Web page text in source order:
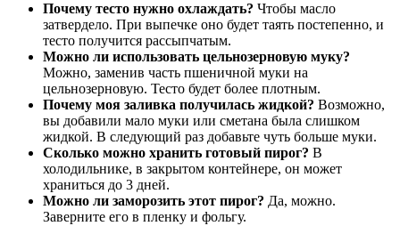
Почему тесто нужно охлаждать? Чтобы масло
затвердело. При выпечке оно будет таять постепенно, и
тесто получится рассыпчатым.
Можно ли использовать цельнозерновую муку?
Можно, заменив часть пшеничной муки на
цельнозерновую. Тесто будет более плотным.
Почему моя заливка получилась жидкой? Возможно,
вы добавили мало муки или сметана была слишком
жидкой. В следующий раз добавьте чуть больше муки.
Сколько можно хранить готовый пирог? В
холодильнике, в закрытом контейнере, он может
храниться до 3 дней.
Можно ли заморозить этот пирог? Да, можно.
Заверните его в пленку и фольгу.